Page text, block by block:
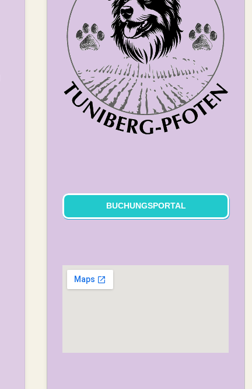
BUCHUNGSPORTAL